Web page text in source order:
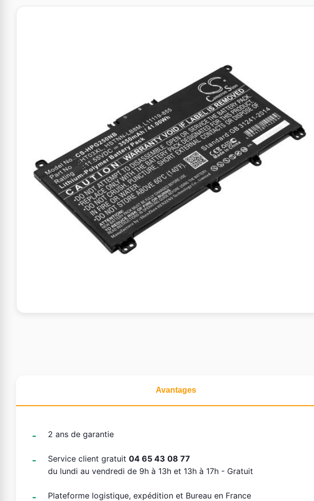
Avantages
2 ans de garantie
Service client gratuit 04 65 43 08 77
du lundi au vendredi de 9h à 13h et 13h à 17h - Gratuit
Plateforme logistique, expédition et Bureau en France